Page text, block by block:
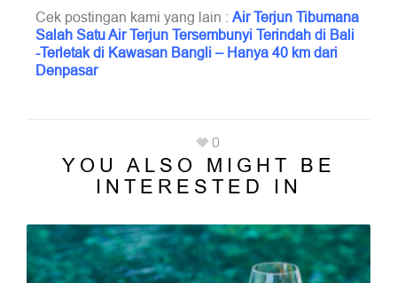
Cek postingan kami yang lain : Air Terjun Tibumana
Salah Satu Air Terjun Tersembunyi Terindah di Bali
-Terletak di Kawasan Bangli – Hanya 40 km dari
Denpasar
0
YOU ALSO MIGHT BE
INTERESTED IN